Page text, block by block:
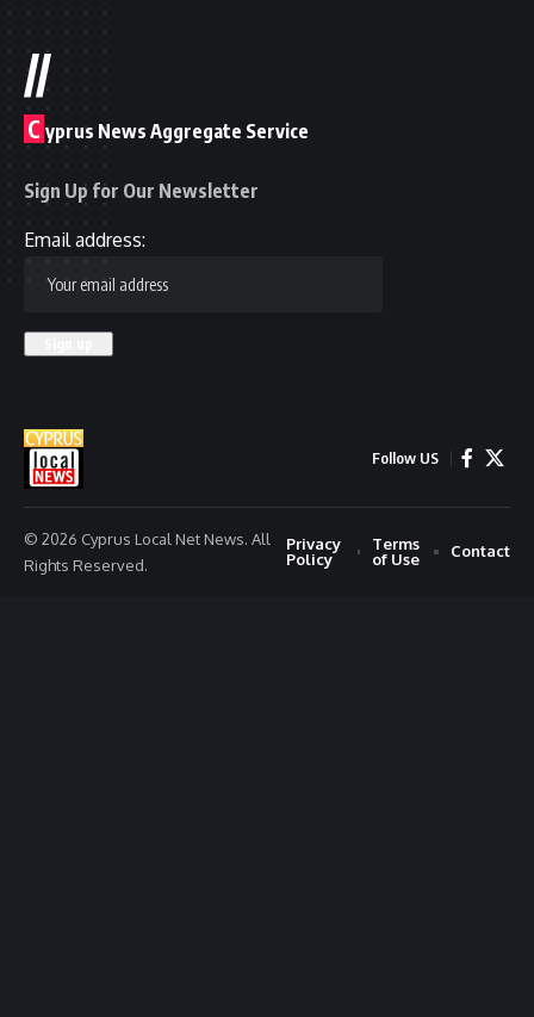
//
C yprus News Aggregate Service
Sign Up for Our Newsletter
Email address:
Follow US
© 2026 Cyprus Local Net News. All
Rights Reserved.
Privacy
Policy
Terms
of Use
Contact